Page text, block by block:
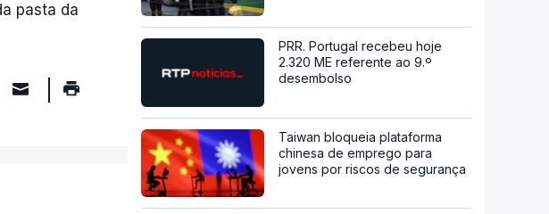
pasta da
PRR. Portugal recebeu hoje
2.320 ME referente ao 9.º
desembolso
Taiwan bloqueia plataforma
chinesa de emprego para
jovens por riscos de segurança